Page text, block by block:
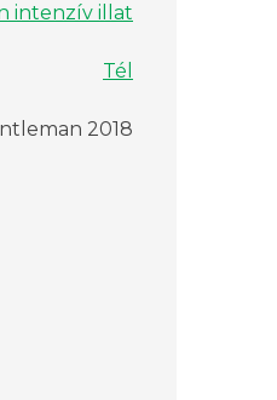
intenzív illat
Tél
2018